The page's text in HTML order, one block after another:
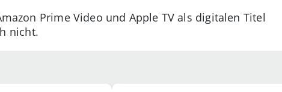
Prime Video und Apple TV als digitalen Titel
nicht.